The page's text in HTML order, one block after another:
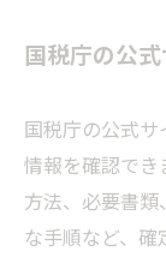
国税庁の公
国税庁の公式
情報を確認で
方法、必要書
な手順など、